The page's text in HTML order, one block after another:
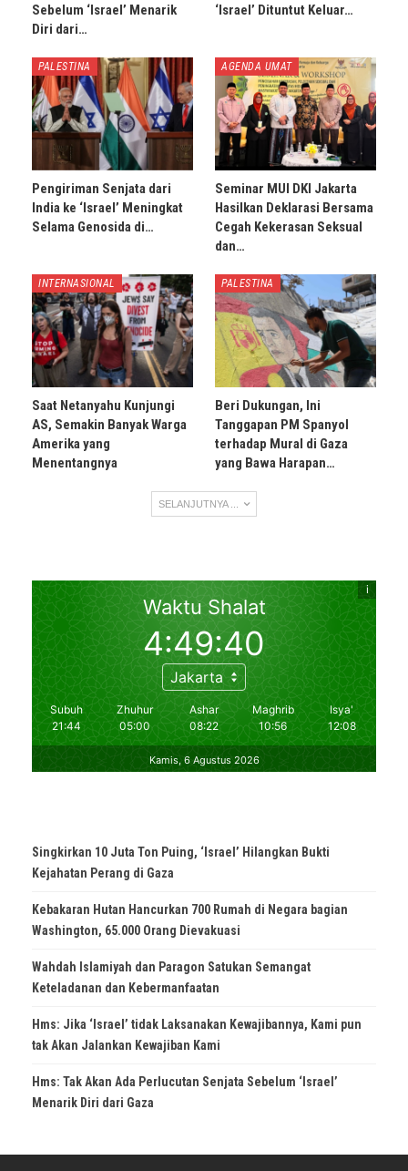
Sebelum ‘Israel’ Menarik
Diri dari…
‘Israel’ Dituntut Keluar…
PALESTINA
Pengiriman Senjata dari
India ke ‘Israel’ Meningkat
Selama Genosida di…
AGENDA UMAT
Seminar MUI DKI Jakarta
Hasilkan Deklarasi Bersama
Cegah Kekerasan Seksual
dan…
INTERNASIONAL
Saat Netanyahu Kunjungi
AS, Semakin Banyak Warga
Amerika yang
Menentangnya
PALESTINA
Beri Dukungan, Ini
Tanggapan PM Spanyol
terhadap Mural di Gaza
yang Bawa Harapan…
SELANJUTNYA ...
Singkirkan 10 Juta Ton Puing, ‘Israel’ Hilangkan Bukti
Kejahatan Perang di Gaza
Kebakaran Hutan Hancurkan 700 Rumah di Negara bagian
Washington, 65.000 Orang Dievakuasi
Wahdah Islamiyah dan Paragon Satukan Semangat
Keteladanan dan Kebermanfaatan
Hms: Jika ‘Israel’ tidak Laksanakan Kewajibannya, Kami pun
tak Akan Jalankan Kewajiban Kami
Hms: Tak Akan Ada Perlucutan Senjata Sebelum ‘Israel’
Menarik Diri dari Gaza